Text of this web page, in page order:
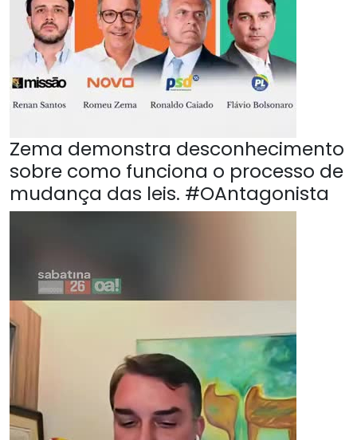
Zema demonstra desconhecimento
sobre como funciona o processo de
mudança das leis. #OAntagonista